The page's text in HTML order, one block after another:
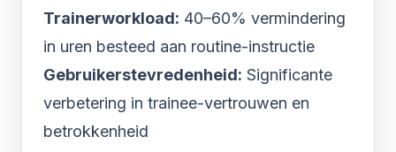
Trainerworkload: 40–60% vermindering
in uren besteed aan routine-instructie
Gebruikerstevredenheid: Significante
verbetering in trainee-vertrouwen en
betrokkenheid